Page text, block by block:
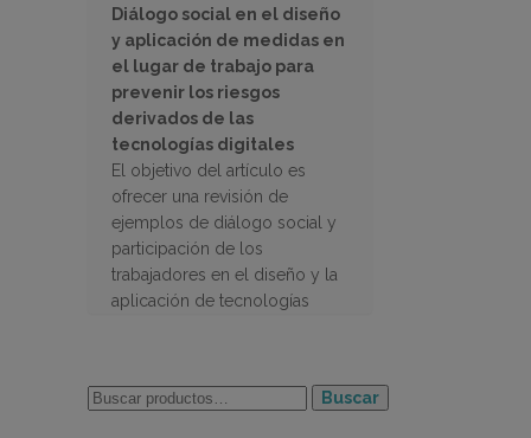
Diálogo social en el diseño
y aplicación de medidas en
el lugar de trabajo para
prevenir los riesgos
derivados de las
tecnologías digitales
El objetivo del artículo es
ofrecer una revisión de
ejemplos de diálogo social y
participación de los
trabajadores en el diseño y la
aplicación de tecnologías
Buscar